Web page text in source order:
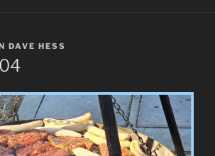
DAVE HESS